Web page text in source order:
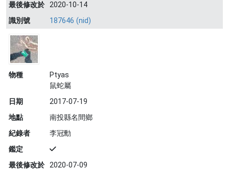
最後修改於 2020-10-14
識別號
187646 (nid)
物種
Ptyas
鼠蛇屬
日期
2017-07-19
地點
南投縣名間鄉
紀錄者
李冠勳
鑑定
最後修改於 2020-07-09